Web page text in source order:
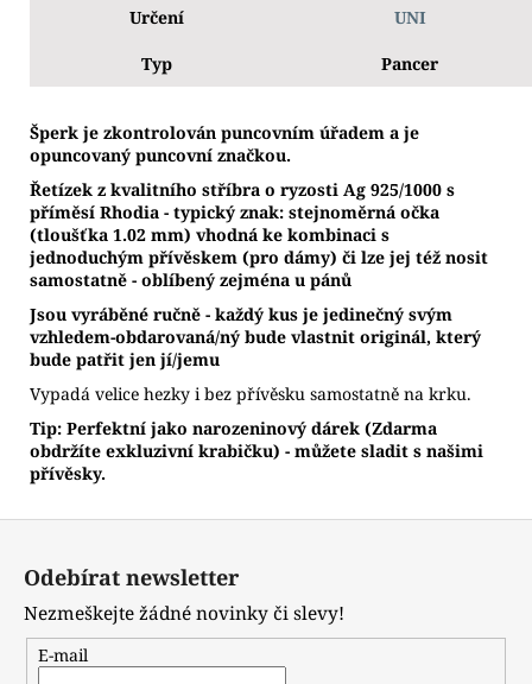
Určení UNI
Typ Pancer
Šperk je zkontrolován puncovním úřadem a je
opuncovaný puncovní značkou.
Řetízek z kvalitního stříbra o ryzosti Ag 925/1000 s
příměsí Rhodia - typický znak: stejnoměrná očka
(tloušťka 1.02 mm) vhodná ke kombinaci s
jednoduchým přívěskem (pro dámy) či lze jej též nosit
samostatně - oblíbený zejména u pánů
Jsou vyráběné ručně - každý kus je jedinečný svým
vzhledem-obdarovaná/ný bude vlastnit originál, který
bude patřit jen jí/jemu
Vypadá velice hezky i bez přívěsku samostatně na krku.
Tip: Perfektní jako narozeninový dárek (Zdarma
obdržíte exkluzivní krabičku) - můžete sladit s našimi
přívěsky.
Z
Odebírat newsletter
Nezmeškejte žádné novinky či slevy!
E-mail